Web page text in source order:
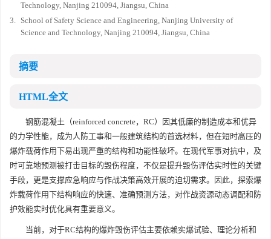
Technology, Nanjing 210094, Jiangsu, China
3. School of Safety Science and Engineering, Nanjing University of
Science and Technology, Nanjing 210094, Jiangsu, China
摘要
HTML全文
钢筋混凝土（reinforced concrete，RC）因其低廉的制造成本和优异
的力学性能，成为人防工事和一般建筑结构的首选材料，但在短时高压的
爆炸载荷作用下易出现严重的结构和功能性破坏。在现代军事对抗中，及
时可靠地预测被打击目标的毁伤程度，不仅是提升毁伤评估实时性的关键
手段，更是支撑应急响应与作战决策高效开展的迫切需求。因此，探索爆
炸载荷作用下结构响应的快速、准确预测方法，对作战资源动态调配和防
护效能实时优化具有重要意义。
当前，对于RC结构的爆炸毁伤评估主要依赖实爆试验、理论分析和